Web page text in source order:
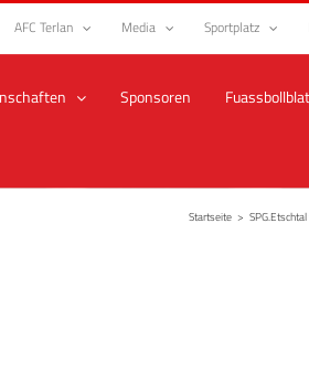
AFC Terlan Media Sportplatz
Sponsoren
Startseite >